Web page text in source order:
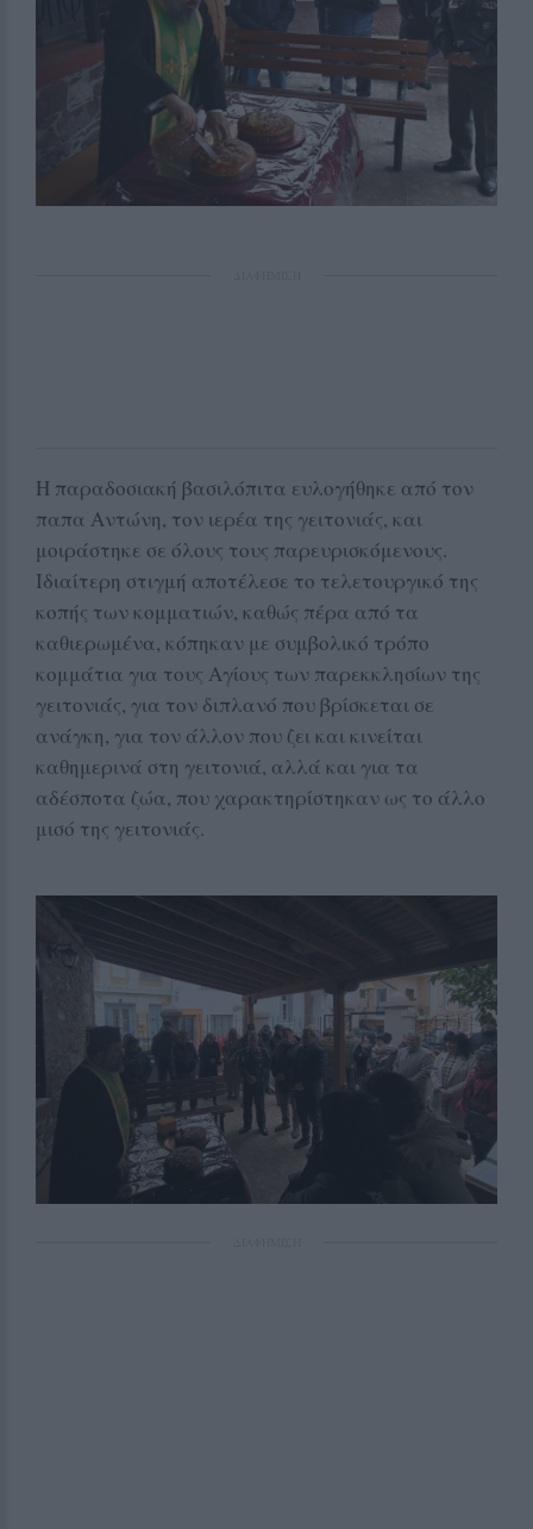
Η παραδοσιακή βασιλόπιτα ευλογήθηκε από τον
παπα Αντώνη, τον ιερέα της γειτονιάς, και
μοιράστηκε σε όλους τους παρευρισκόμενους.
Ιδιαίτερη στιγμή αποτέλεσε το τελετουργικό της
κοπής των κομματιών, καθώς πέρα από τα
καθιερωμένα, κόπηκαν με συμβολικό τρόπο
κομμάτια για τους Αγίους των παρεκκλησίων της
γειτονιάς, για τον διπλανό που βρίσκεται σε
ανάγκη, για τον άλλον που ζει και κινείται
καθημερινά στη γειτονιά, αλλά και για τα
αδέσποτα ζώα, που χαρακτηρίστηκαν ως το άλλο
μισό της γειτονιάς.